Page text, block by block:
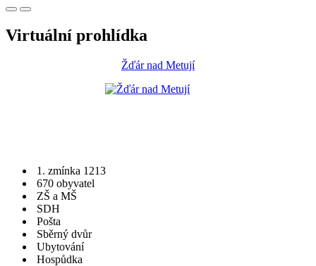
Virtuální prohlídka
Žďár nad Metují
1. zmínka 1213
670 obyvatel
ZŠ a MŠ
SDH
Pošta
Sběrný dvůr
Ubytování
Hospůdka